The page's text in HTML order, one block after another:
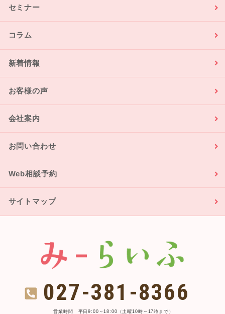
セミナー
コラム
新着情報
お客様の声
会社案内
お問い合わせ
Web相談予約
サイトマップ
027-381-8366
営業時間 平日9:00～18:00（土曜10時～17時まで）